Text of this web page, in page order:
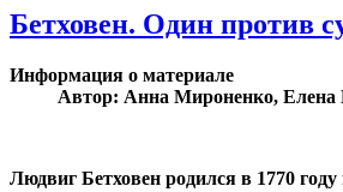
Бетховен. Один против
Информация о материале
Автор: Анна Мироненко,
Людвиг Бетховен родился в 1770